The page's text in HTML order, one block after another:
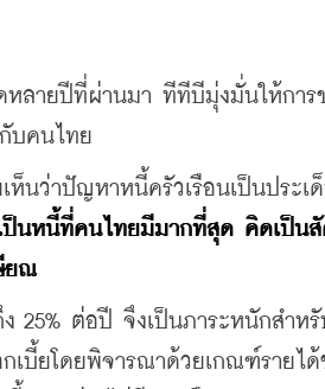
ายปีที่ผ่านมา ทีทีบีมุ่งมั่นให้การช่
บคนไทย
ว่าปัญหาหนี้ครัวเรือนเป็นประเ
ป็นหนี้ที่คนไทยมีมากที่สุด คิดเป็น
ยณ
ต่อปี จึงเป็นภาระหนักสำหรั
เบี้ยโดยพิจารณาด้วยเกณฑ์รายไ